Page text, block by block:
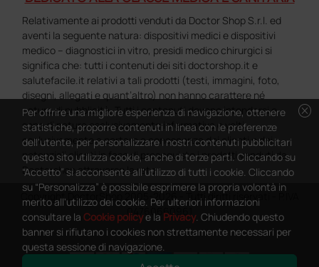
Relativamente ai prodotti venduti da Doctor Shop S.r.l. ed
aventi la seguente natura: dispositivi medici e dispositivi
medico – diagnostici in vitro, presidi medico chirurgici si
significa che: tutti i contenuti dei siti doctorshop.it e
salutefacile.it relativi a tali prodotti (testi, immagini, foto,
disegni, allegati e quant’altro) non hanno carattere né
natura di pubblicità. Tutti i contenuti devono intendersi e
sono di natura esclusivamente informativa e volti
esclusivamente a portare a conoscenza dei clienti e dei
potenziali clienti in fase di preacquisto i prodotti venduti da
Doctorshop attraverso la rete.
Copyright DoctorShop 2005-2026 - Tutti diritti riservati - P.IVA
04760660961
cancel
Per offrire una migliore esperienza di navigazione, ottenere
statistiche, proporre contenuti in linea con le preferenze
dell'utente, per personalizzare i nostri contenuti pubblicitari
questo sito utilizza cookie, anche di terze parti. Cliccando su
“Accetto” si acconsente all'utilizzo di tutti i cookie. Cliccando
su “Personalizza” è possibile esprimere la propria volontà in
merito all'utilizzo dei cookie. Per ulteriori informazioni
consultare la Cookie policye la Privacy. Chiudendo questo
banner si rifiutano i cookies non strettamente necessari per
questa sessione di navigazione.